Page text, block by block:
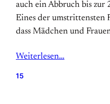
auch ein Abbruch bis zur
Eines der umstrittensten
dass Mädchen und
Weiterlesen…
15